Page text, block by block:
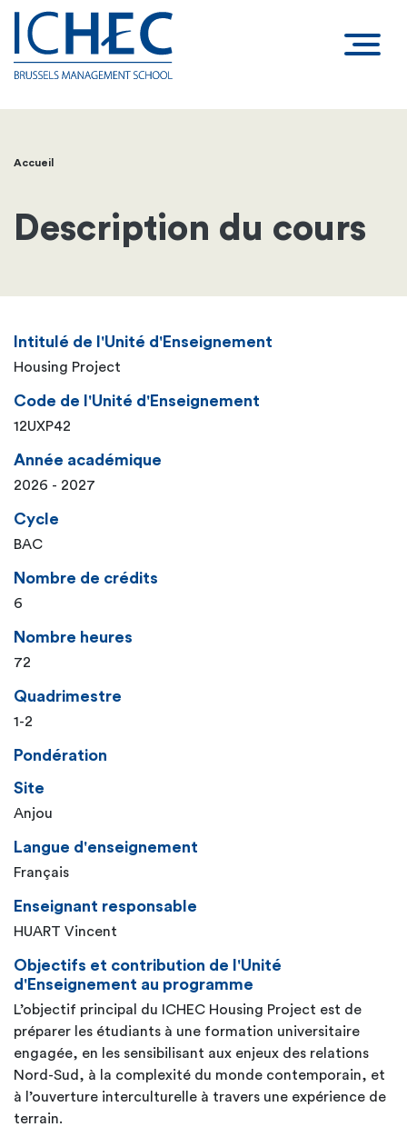
Fil
d'Ariane
Accueil
Description du cours
Intitulé de l'Unité d'Enseignement
Housing Project
Code de l'Unité d'Enseignement
12UXP42
Année académique
2026 - 2027
Cycle
BAC
Nombre de crédits
6
Nombre heures
72
Quadrimestre
1-2
Pondération
Site
Anjou
Langue d'enseignement
Français
Enseignant responsable
HUART Vincent
Objectifs et contribution de l'Unité
d'Enseignement au programme
L’objectif principal du ICHEC Housing Project est de
préparer les étudiants à une formation universitaire
engagée, en les sensibilisant aux enjeux des relations
Nord-Sud, à la complexité du monde contemporain, et
à l’ouverture interculturelle à travers une expérience de
terrain.